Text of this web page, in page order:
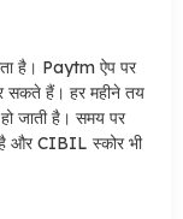
है। Paytm ऐप पर
हैं। हर महीने तय
जाती है। समय पर
है और CIBIL स्कोर भी